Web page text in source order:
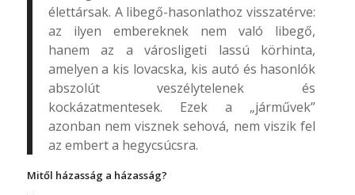
élettársak. A libegő-hasonlathoz visszatérve:
az ilyen embereknek nem való libegő,
hanem az a városligeti lassú körhinta,
amelyen a kis lovacska, kis autó és hasonlók
abszolút veszélytelenek és
kockázatmentesek. Ezek a „járművek”
azonban nem visznek sehová, nem viszik fel
az embert a hegycsúcsra.
Mitől házasság a házasság?